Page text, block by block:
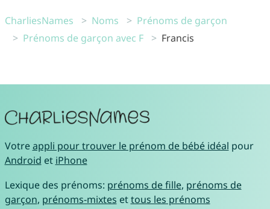
CharliesNames Noms
Prénoms de garçon
Prénoms de garçon avec F
Francis
Votreappli pour trouver le prénom de bébé idéal pour
Android et iPhone
Lexique des prénoms: prénoms de fille, prénoms de
garçon, prénoms-mixtes ettous les prénoms